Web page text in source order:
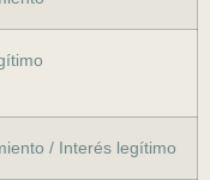
/ Interés legítimo